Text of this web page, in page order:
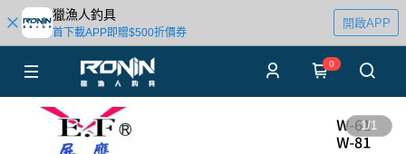
獵漁人釣具
首下載APP即贈$500折價券
開啟APP
0
1/1